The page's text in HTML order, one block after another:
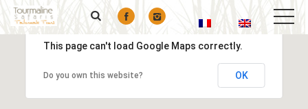
This page can't load Google Maps correctly.
Do you own this website? OK